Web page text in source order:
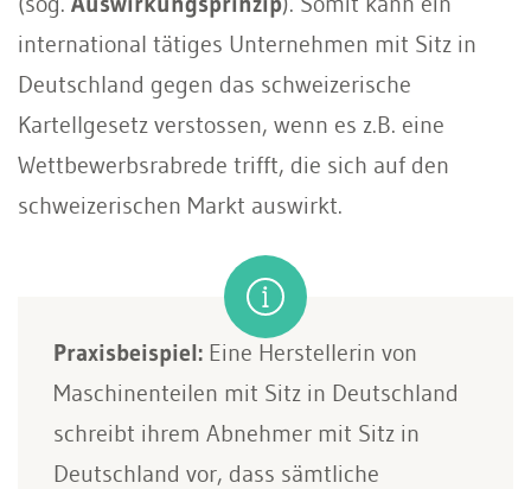
international tätiges Unternehmen mit Sitz in
Deutschland gegen das schweizerische
Kartellgesetz verstossen, wenn es z.B. eine
Wettbewerbsrabrede trifft, die sich auf den
schweizerischen Markt auswirkt.
Praxisbeispiel: Eine Herstellerin von
Maschinenteilen mit Sitz in Deutschland
schreibt ihrem Abnehmer mit Sitz in
Deutschland vor, dass sämtliche